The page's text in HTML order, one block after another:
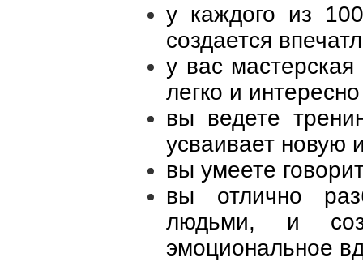
у каждого из
создается
у вас
легко и
вы ведете
усваивает
вы умеете
вы отлично
людьми, и
эмоциональное